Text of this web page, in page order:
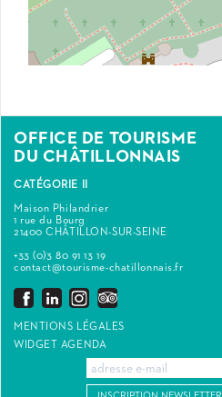
OFFICE DE TOURISME
DU CHÂTILLONNAIS
CATÉGORIE II
Maison Philandrier
1 rue du Bourg
21400 CHÂTILLON-SUR-SEINE
+33 (0)3 80 91 13 19
contact@tourisme-chatillonnais.fr
MENTIONS LÉGALES
WIDGET AGENDA